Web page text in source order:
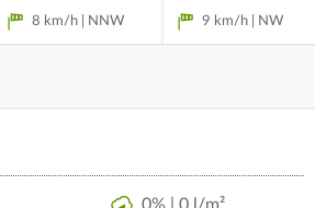
8 km/h | NNW 9 km/h | NW
0% | 0 l/m²